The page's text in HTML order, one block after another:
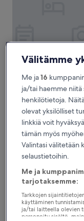
Golden Tulip
Suites
Golden Tulip
3.5
tähden
majoituspaikka
Jung-gu
8.6
kautta
10,
Loistava,
(2 746
arvostelua)
8,6/10 Loistava (2
Best Western
Välitämme
Me ja16
ja/tai haemme
henkilötietoja.
olevat yksilölliset
linkkiä voit
tämän myös
Valintasi välitetään
selaustietoihin.
Me ja
tarjotaksemme:
Tarkkojen
käyttäminen
ja/tai laitteella olevien
personoitu sisältö,